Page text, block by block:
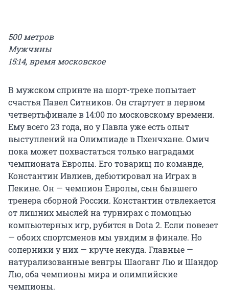
500 метров
Мужчины
15:14, время московское
В мужском спринте на шорт-треке попытает
счастья Павел Ситников. Он стартует в первом
четвертьфинале в 14:00 по московскому времени.
Ему всего 23 года, но у Павла уже есть опыт
выступлений на Олимпиаде в Пхенчхане. Омич
пока может похвастаться только наградами
чемпионата Европы. Его товарищ по команде,
Константин Ивлиев, дебютировал на Играх в
Пекине. Он — чемпион Европы, сын бывшего
тренера сборной России. Константин отвлекается
от лишних мыслей на турнирах с помощью
компьютерных игр, рубится в Dota 2. Если повезет
— обоих спортсменов мы увидим в финале. Но
соперники у них — круче некуда. Главные —
натурализованные венгры Шаоганг Лю и Шандор
Лю, оба чемпионы мира и олимпийские
чемпионы.